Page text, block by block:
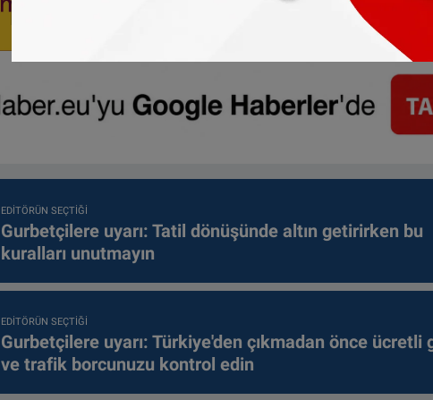
EDITÖRÜN SEÇTIĞI
Gurbetçilere uyarı: Tatil dönüşünde altın getirirken bu
kuralları unutmayın
EDITÖRÜN SEÇTIĞI
Gurbetçilere uyarı: Türkiye'den çıkmadan önce ücretli
ve trafik borcunuzu kontrol edin